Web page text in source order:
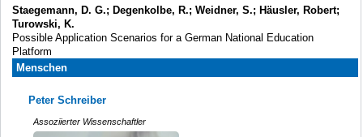
Staegemann, D. G.; Degenkolbe, R.; Weidner, S.; Häusler, Robert;
Turowski, K.
Possible Application Scenarios for a German National Education
Platform
Menschen
Peter Schreiber
Assoziierter Wissenschaftler